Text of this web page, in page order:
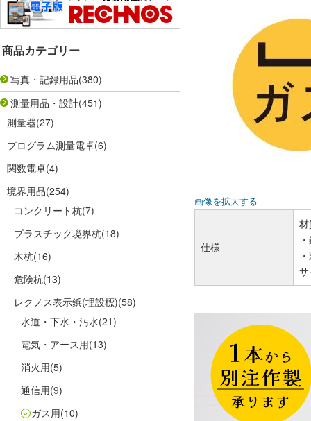
商品カテゴリー
写真・記録用品(380)
測量用品・設計(451)
測量器(27)
プログラム測量電卓(6)
関数電卓(4)
境界用品(254)
コンクリート杭(7)
プラスチック境界杭(18)
木杭(16)
危険杭(13)
レクノス表示鋲(埋設標)(58)
水道・下水・汚水(21)
電気・アース用(13)
消火用(5)
通信用(9)
ガス用(10)
画像を拡大する
仕様